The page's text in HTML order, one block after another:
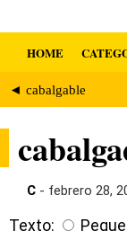
HOME
◄ cabalgable
C - febrero 28,
Texto: